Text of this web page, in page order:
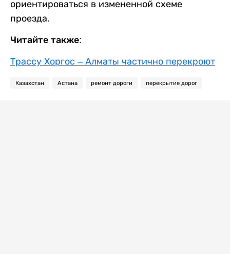
ориентироваться в измененной схеме
проезда.
Читайте также:
Трассу Хоргос – Алматы частично перекроют
Казахстан Астана ремонт дороги перекрытие дорог